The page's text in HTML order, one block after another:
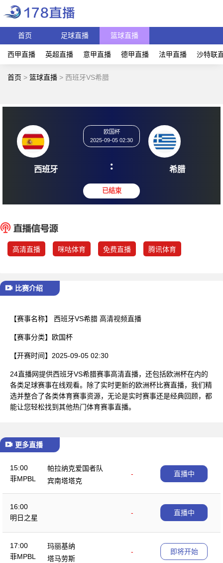
首页 足球直播 篮球直播
西甲直播 英超直播 意甲直播 德甲直播 法甲直播 沙特联
首页 > 篮球直播 > 西班牙VS希腊
西班牙
2025-09-05 02:30
: 希
高清直播 咪咕体育 免费直播 腾讯体育
比赛介绍
【赛事名称】 西班牙VS希腊 高清视频直播
【赛事分类】 欧国杯
【开赛时间】 2025-09-05 02:30
24直播网提供西班牙VS希腊赛事高清直播，还包括欧洲杯在内的
各类足球赛事在线观看。除了实时更新的欧洲杯比赛直播，我们精
选并整合了各类体育赛事资源，无论是实时赛事还是经典回顾，都
能让您轻松找到其他热门体育赛事直播。
更多直播
15:00
菲MPBL
帕拉纳克爱国者队
-
宾南塔塔克
直播中
16:00
明日之星
- 直播中
17:00
菲MPBL
玛丽基纳
-
塔马劳斯
即将开始